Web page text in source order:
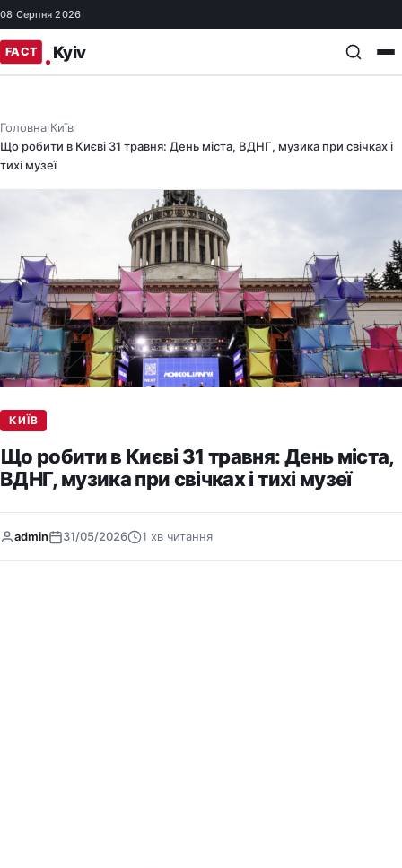
08 Серпня 2026
Головна/ Київ/
Що робити в Києві 31 травня: День міста, ВДНГ, музика при свічках і
тихі музеї
КИЇВ
Що робити в Києві 31 травня: День міста,
ВДНГ, музика при свічках і тихі музеї
admin 31/05/2026 1 хв читання